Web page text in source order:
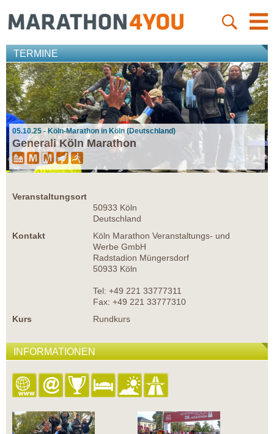
TERMINE
05.10.25 - Köln-Marathon in Köln (Deutschland)
Generali Köln Marathon
Veranstaltungsort
50933 Köln
Deutschland
Kontakt
Köln Marathon Veranstaltungs- und
Werbe GmbH
Radstadion Müngersdorf
50933 Köln
Tel: +49 221 33777311
Fax: +49 221 33777310
Kurs
Rundkurs
INFORMATIONEN